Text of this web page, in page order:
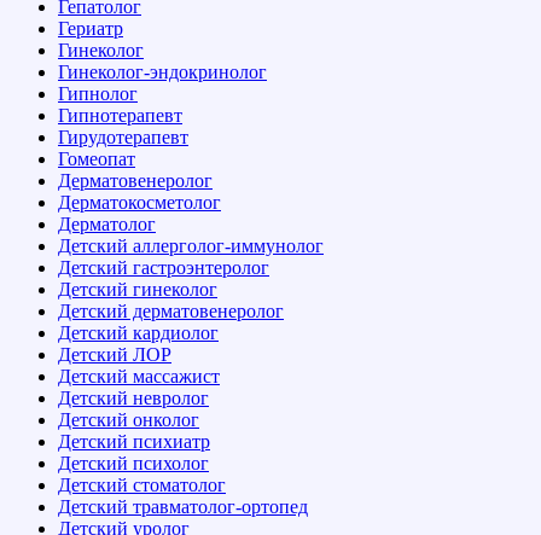
Гепатолог
Гериатр
Гинеколог
Гинеколог-эндокринолог
Гипнолог
Гипнотерапевт
Гирудотерапевт
Гомеопат
Дерматовенеролог
Дерматокосметолог
Дерматолог
Детский аллерголог-иммунолог
Детский гастроэнтеролог
Детский гинеколог
Детский дерматовенеролог
Детский кардиолог
Детский ЛОР
Детский массажист
Детский невролог
Детский онколог
Детский психиатр
Детский психолог
Детский стоматолог
Детский травматолог-ортопед
Детский уролог